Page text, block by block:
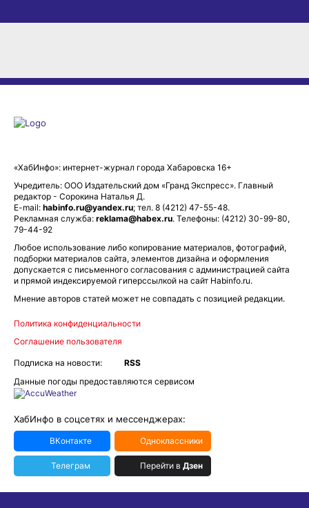
«ХабИнфо»: интернет-журнал города Хабаровска 16+
Учредитель: ООО Издательский дом «Гранд Экспресс». Главный
редактор - Сорокина Наталья Д.
E-mail: habinfo.ru@yandex.ru; тел. 8 (4212) 47-55-48.
Рекламная служба: reklama@habex.ru. Телефоны: (4212) 30-99-80,
79-44-92
Любое использование либо копирование материалов, фотографий,
подборки материалов сайта, элементов дизайна и оформления
допускается с письменного согласования с администрацией сайта
и прямой индексируемой гиперссылкой на сайт Habinfo.ru.
Мнение авторов статей может не совпадать с позицией редакции.
Политика конфиденциальности
Соглашение пользователя
Подписка на новости:
RSS
Данные погоды предоставляются сервисом
ХабИнфо в соцсетях и мессенджерах:
ВКонтакте Одноклассники
Телеграм Перейти в Дзен